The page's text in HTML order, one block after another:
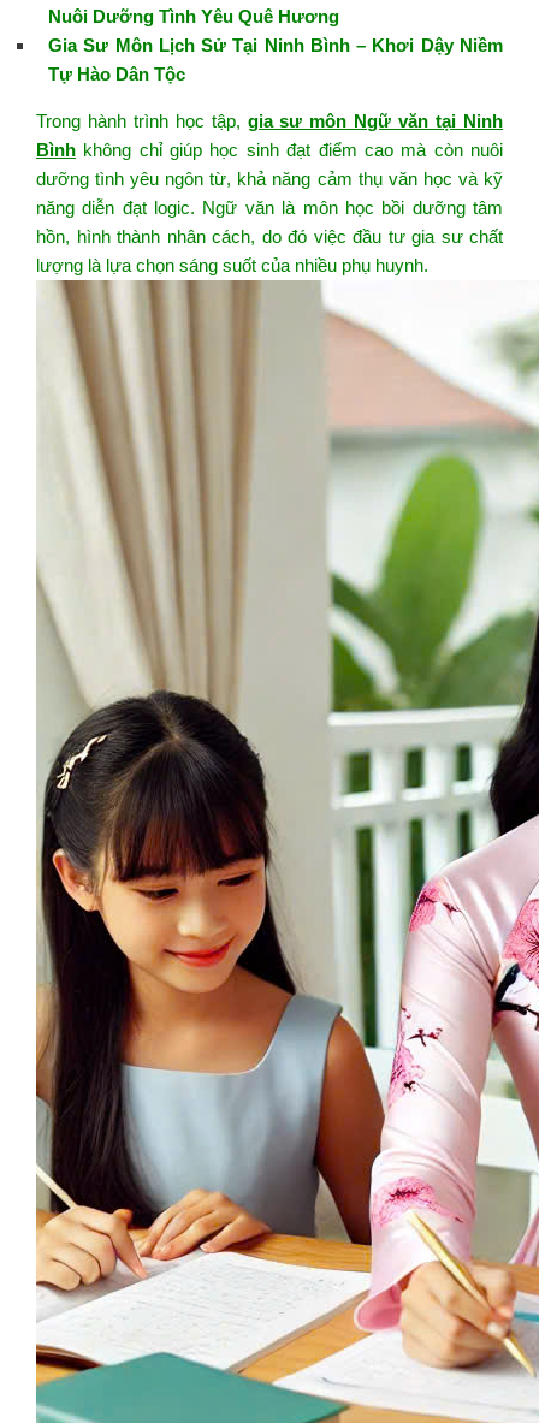
Nuôi Dưỡng Tình Yêu Quê Hương
Gia Sư Môn Lịch Sử Tại Ninh Bình – Khơi Dậy Niềm
Tự Hào Dân Tộc
Trong hành trình học tập, gia sư môn Ngữ văn tại Ninh
Bình không chỉ giúp học sinh đạt điểm cao mà còn nuôi
dưỡng tình yêu ngôn từ, khả năng cảm thụ văn học và kỹ
năng diễn đạt logic. Ngữ văn là môn học bồi dưỡng tâm
hồn, hình thành nhân cách, do đó việc đầu tư gia sư chất
lượng là lựa chọn sáng suốt của nhiều phụ huynh.